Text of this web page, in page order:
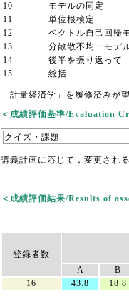
10
モデルの同定
11
単位根検定
12
ベクトル自己回帰
13
分散散不均一モデ
14
後半を振り返って
15
総括
「計量経済学」を履修済みが
＜成績評価基準/Evaluation
クイズ・課題
講義計画に応じて，変更され
＜成績評価結果/Results of
登録者数
A
B
16
43.8 18.8